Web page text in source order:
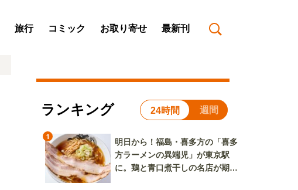
旅行 コミック お取り寄せ 最新刊
ランキング 24時間 週間
1
明日から！福島・喜多方の「喜多
方ラーメンの異端児」が東京駅
に。鶏と青口煮干しの名店が期間